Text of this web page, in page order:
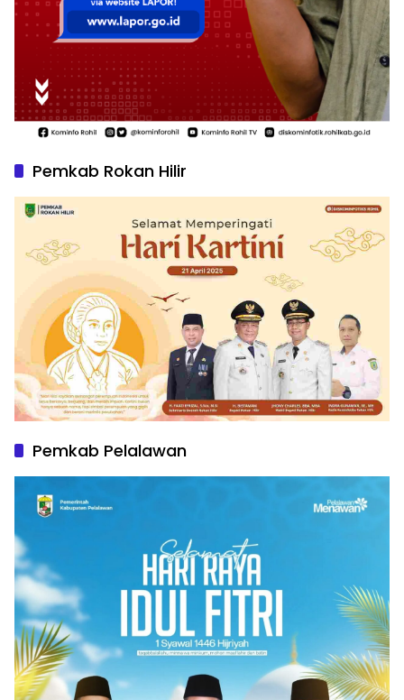
Pemkab Rokan Hilir
Pemkab Pelalawan